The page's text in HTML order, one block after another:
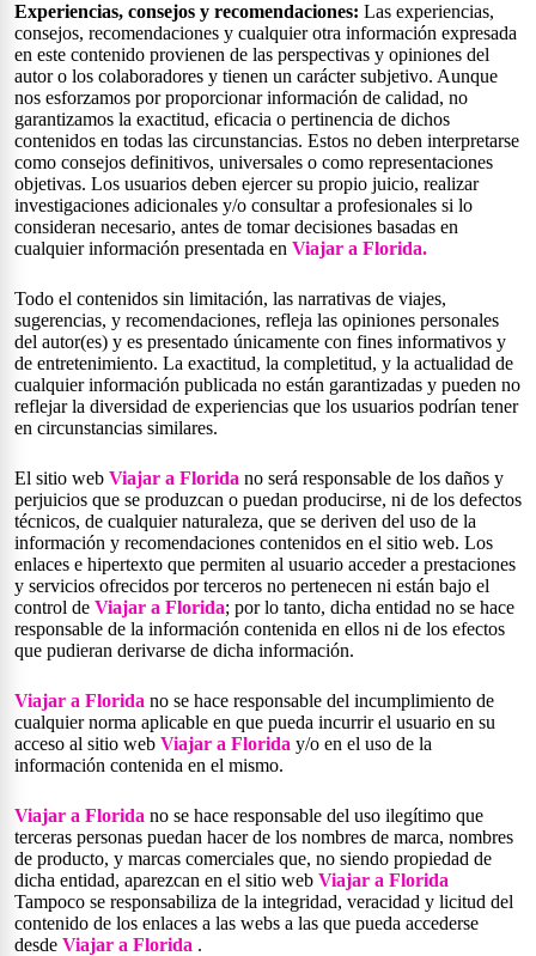
Experiencias, consejos y recomendaciones: Las experiencias,
consejos, recomendaciones y cualquier otra información expresada
en este contenido provienen de las perspectivas y opiniones del
autor o los colaboradores y tienen un carácter subjetivo. Aunque
nos esforzamos por proporcionar información de calidad, no
garantizamos la exactitud, eficacia o pertinencia de dichos
contenidos en todas las circunstancias. Estos no deben interpretarse
como consejos definitivos, universales o como representaciones
objetivas. Los usuarios deben ejercer su propio juicio, realizar
investigaciones adicionales y/o consultar a profesionales si lo
consideran necesario, antes de tomar decisiones basadas en
cualquier información presentada en Viajar a Florida.
Todo el contenidos sin limitación, las narrativas de viajes,
sugerencias, y recomendaciones, refleja las opiniones personales
del autor(es) y es presentado únicamente con fines informativos y
de entretenimiento. La exactitud, la completitud, y la actualidad de
cualquier información publicada no están garantizadas y pueden no
reflejar la diversidad de experiencias que los usuarios podrían tener
en circunstancias similares.
El sitio web Viajar a Florida no será responsable de los daños y
perjuicios que se produzcan o puedan producirse, ni de los defectos
técnicos, de cualquier naturaleza, que se deriven del uso de la
información y recomendaciones contenidos en el sitio web. Los
enlaces e hipertexto que permiten al usuario acceder a prestaciones
y servicios ofrecidos por terceros no pertenecen ni están bajo el
control de Viajar a Florida; por lo tanto, dicha entidad no se hace
responsable de la información contenida en ellos ni de los efectos
que pudieran derivarse de dicha información.
Viajar a Florida no se hace responsable del incumplimiento de
cualquier norma aplicable en que pueda incurrir el usuario en su
acceso al sitio web Viajar a Florida y/o en el uso de la
información contenida en el mismo.
Viajar a Florida no se hace responsable del uso ilegítimo que
terceras personas puedan hacer de los nombres de marca, nombres
de producto, y marcas comerciales que, no siendo propiedad de
dicha entidad, aparezcan en el sitio web Viajar a Florida
Tampoco se responsabiliza de la integridad, veracidad y licitud del
contenido de los enlaces a las webs a las que pueda accederse
desde Viajar a Florida .